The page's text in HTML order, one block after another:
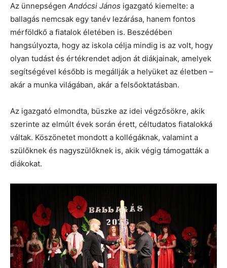
Az ünnepségen Andócsi János igazgató kiemelte: a
ballagás nemcsak egy tanév lezárása, hanem fontos
mérföldkő a fiatalok életében is. Beszédében
hangsúlyozta, hogy az iskola célja mindig is az volt, hogy
olyan tudást és értékrendet adjon át diákjainak, amelyek
segítségével később is megállják a helyüket az életben –
akár a munka világában, akár a felsőoktatásban.
Az igazgató elmondta, büszke az idei végzősökre, akik
szerinte az elmúlt évek során érett, céltudatos fiatalokká
váltak. Köszönetet mondott a kollégáknak, valamint a
szülőknek és nagyszülőknek is, akik végig támogatták a
diákokat.